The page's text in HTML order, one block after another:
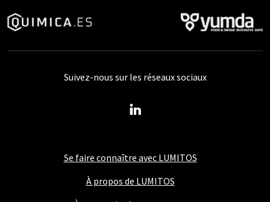
Se faire connaître avec LUMITOS
À propos de LUMITOS
Suivez-nous sur les réseaux sociaux